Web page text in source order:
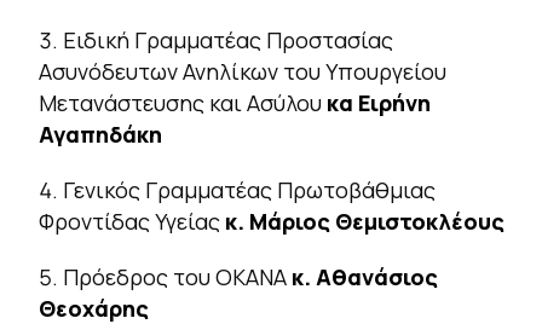
Ειδική Γραμματέας Προστασίας
Ασυνόδευτων Ανηλίκων του Υπουργείου
Μετανάστευσης και Ασύλου κα Ειρήνη
Αγαπηδάκη
Γενικός Γραμματέας Πρωτοβάθμιας
Φροντίδας Υγείας κ. Μάριος Θεμιστοκλέους
Πρόεδρος του ΟΚΑΝΑ κ. Αθανάσιος
Θεοχάρης